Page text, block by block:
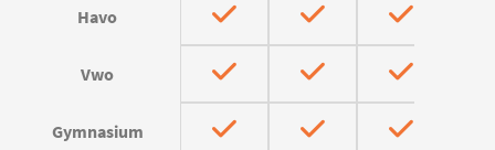
Havo
Vwo
Gymnasium